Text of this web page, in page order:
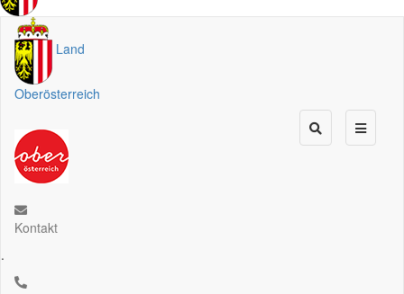
Land
Oberösterreich
Kontakt
.